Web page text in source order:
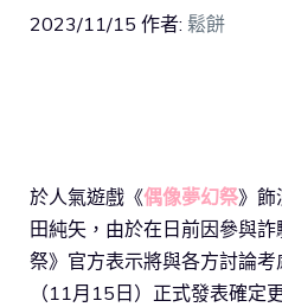
2023/11/15 作者: 鬆餅
於人氣遊戲《偶像夢幻祭》飾
田純矢，由於在日前因參與
祭》官方表示將與各方討論
（11月15日）正式發表確定